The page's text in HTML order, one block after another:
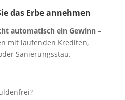
das Erbe annehmen
automatisch ein Gewinn–
mit laufenden Krediten,
Sanierungsstau.